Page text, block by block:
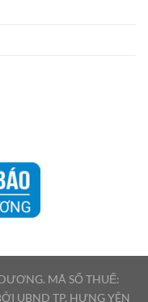
MÃ SỐ THUẾ:
UBND TP. HƯNG YÊN